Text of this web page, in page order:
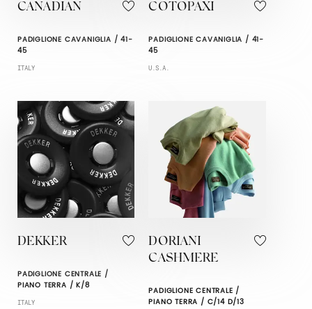
CANADIAN
PADIGLIONE CAVANIGLIA / 41-
45
ITALY
COTOPAXI
PADIGLIONE CAVANIGLIA / 41-
45
U.S.A.
DEKKER
PADIGLIONE CENTRALE /
PIANO TERRA / K/8
ITALY
DORIANI
CASHMERE
PADIGLIONE CENTRALE /
PIANO TERRA / C/14 D/13